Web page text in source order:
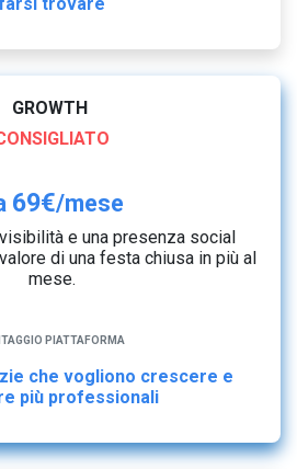
GROWTH
69€/mese
e una presenza social
di una festa chiusa in più al
mese.
PIATTAFORMA
che vogliono crescere e
più professionali